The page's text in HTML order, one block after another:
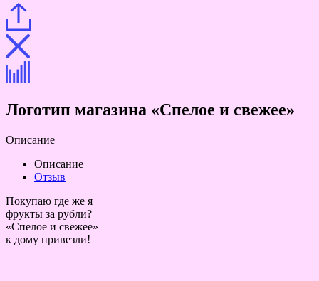
Логотип магазина «Спелое и свежее»
Описание
Описание
Отзыв
Покупаю где же я
фрукты за рубли?
«Спелое и свежее»
к дому привезли!